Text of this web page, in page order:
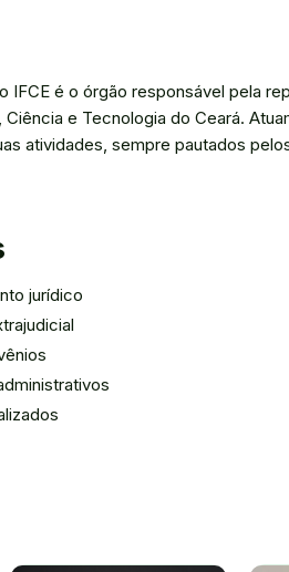
IFCE é o órgão responsável pela
e Tecnologia do Ceará.
atividades, sempre pautados
jurídico